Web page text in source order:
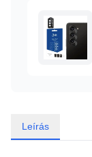
Leírás